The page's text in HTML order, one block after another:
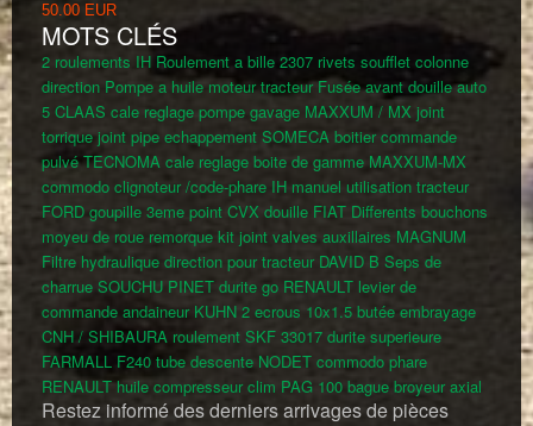
50.00 EUR
MOTS CLÉS
2 roulements IH Roulement a bille 2307 rivets soufflet colonne
direction Pompe a huile moteur tracteur Fusée avant douille auto
5 CLAAS cale reglage pompe gavage MAXXUM / MX joint
torrique joint pipe echappement SOMECA boitier commande
pulvé TECNOMA cale reglage boite de gamme MAXXUM-MX
commodo clignoteur /code-phare IH manuel utilisation tracteur
FORD goupille 3eme point CVX douille FIAT Differents bouchons
moyeu de roue remorque kit joint valves auxillaires MAGNUM
Filtre hydraulique direction pour tracteur DAVID B Seps de
charrue SOUCHU PINET durite go RENAULT levier de
commande andaineur KUHN 2 ecrous 10x1.5 butée embrayage
CNH / SHIBAURA roulement SKF 33017 durite superieure
FARMALL F240 tube descente NODET commodo phare
RENAULT huile compresseur clim PAG 100 bague broyeur axial
Restez informé des derniers arrivages de pièces